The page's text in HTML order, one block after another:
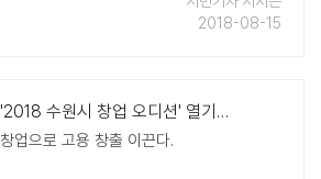
과 수원시 의회 의원, 명예의 전당 선정위원
2018-08-15
'2018 수원시 창업 오디션' 열기후끈
창업으로 고용 창출 이끈다.